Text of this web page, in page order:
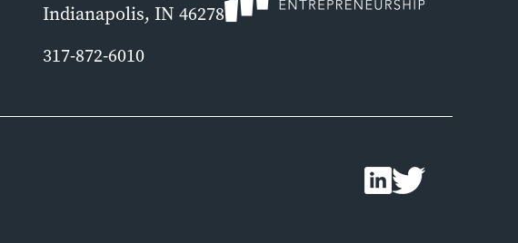
Indianapolis, IN 46278
317-872-6010